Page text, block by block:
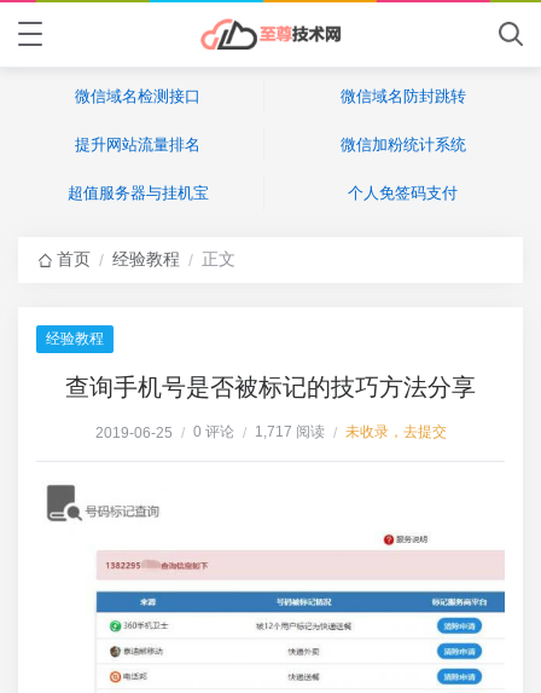
微信域名检测接口 微信域名防封跳转
提升网站流量排名 微信加粉统计系统
超值服务器与挂机宝 个人免签码支付
首页 / 经验教程 / 正文
经验教程
查询手机号是否被标记的技巧方法分享
2019-06-25 / 0 评论 / 1,717 阅读 / 未收录，去提交